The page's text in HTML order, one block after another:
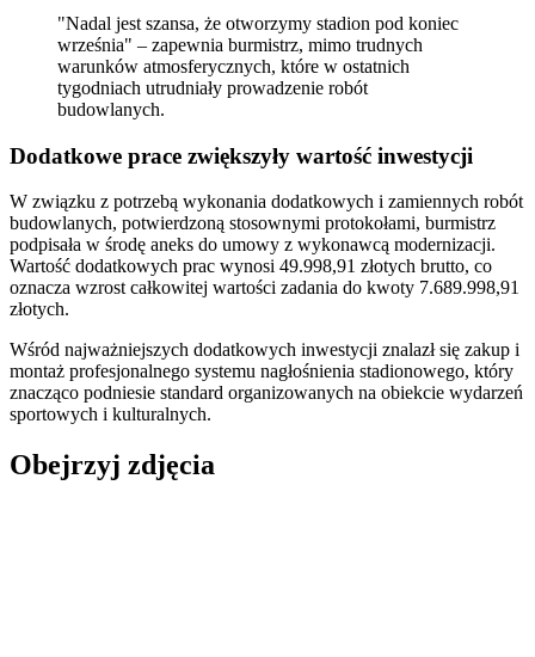
"Nadal jest szansa, że otworzymy stadion pod koniec
września" – zapewnia burmistrz, mimo trudnych
warunków atmosferycznych, które w ostatnich
tygodniach utrudniały prowadzenie robót
budowlanych.
Dodatkowe prace zwiększyły wartość inwestycji
W związku z potrzebą wykonania dodatkowych i zamiennych robót
budowlanych, potwierdzoną stosownymi protokołami, burmistrz
podpisała w środę aneks do umowy z wykonawcą modernizacji.
Wartość dodatkowych prac wynosi 49.998,91 złotych brutto, co
oznacza wzrost całkowitej wartości zadania do kwoty 7.689.998,91
złotych.
Wśród najważniejszych dodatkowych inwestycji znalazł się zakup i
montaż profesjonalnego systemu nagłośnienia stadionowego, który
znacząco podniesie standard organizowanych na obiekcie wydarzeń
sportowych i kulturalnych.
Obejrzyj zdjęcia